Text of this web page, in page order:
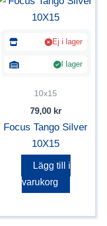
Ej i lager
I lager
10x15
79,00 kr
Focus Tango Silver
10X15
Lägg till i
varukorg